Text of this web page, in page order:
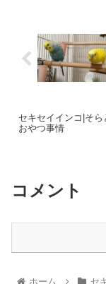
セキセイインコ|そ
おやつ事情
コメント
ホーム セ